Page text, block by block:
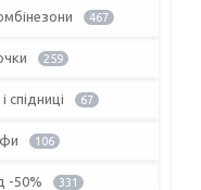
467
259
67
106
-50% 331